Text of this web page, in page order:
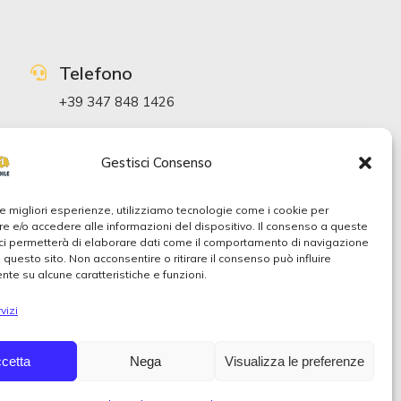
Gestisci Consenso
migliori esperienze, utilizziamo tecnologie come i cookie per
e/o accedere alle informazioni del dispositivo. Il consenso a queste
permetterà di elaborare dati come il comportamento di navigazione
questo sito. Non acconsentire o ritirare il consenso può influire
su alcune caratteristiche e funzioni.
Nega Visualizza le preferenze
Telefono
+39 347 848 1426
Indirizzo
Via Quercia, 23 80077 Ischia NA Italia